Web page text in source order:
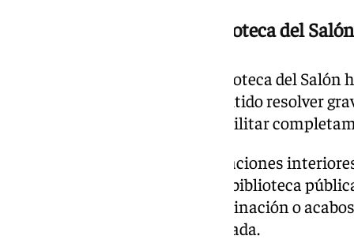
Obras de reforma en la Biblioteca del Salón
Las obras para reformar la Biblioteca del
de 307.065,53 euros y han permitido resolver
detectados en el edificio y rehabilitar
También se han realizado actuaciones
nuevo en funcionamiento esta biblioteca
instalaciones, ventilación, iluminación o
desde el Ayuntamiento de Granada.